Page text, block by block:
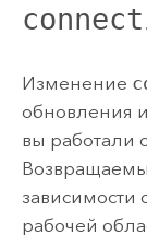
Изменение
обновления
вы работали
зависимости
рабочей